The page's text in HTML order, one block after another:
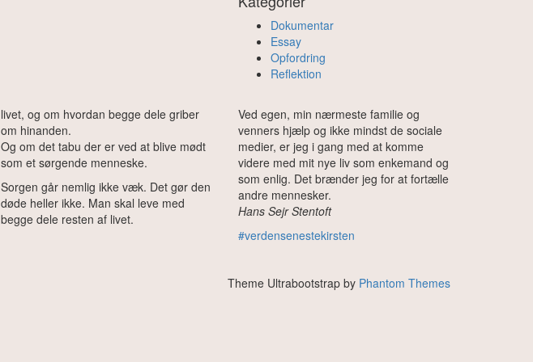
Dokumentar
Essay
Opfordring
Reflektion
livet, og om hvordan begge dele griber
om hinanden.
Og om det tabu der er ved at blive mødt
som et sørgende menneske.
Sorgen går nemlig ikke væk. Det gør den
døde heller ikke. Man skal leve med
begge dele resten af livet.
Ved egen, min nærmeste familie og
venners hjælp og ikke mindst de sociale
medier, er jeg i gang med at komme
videre med mit nye liv som enkemand og
som enlig. Det brænder jeg for at fortælle
andre mennesker.
Hans Sejr Stentoft
#verdensenestekirsten
Theme Ultrabootstrap by Phantom Themes